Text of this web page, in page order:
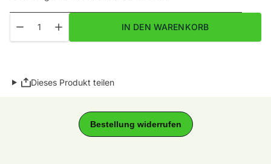
Menge für Alafosslopi Fb. 0058 Dark Grey Heather /
Menge für Alafosslopi Fb. 0058 Dark Grey Heather /
IN DEN WARENKORB
Dieses Produkt teilen